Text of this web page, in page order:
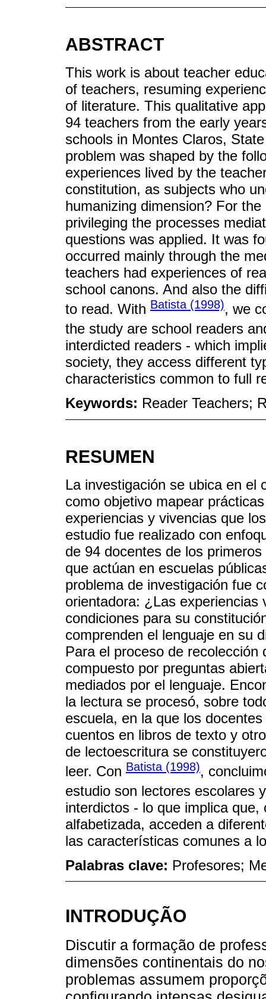
ABSTRACT
This work is about teacher
of teachers, resuming
of literature. This qualitative
94 teachers from the early
schools in Montes Claros,
problem was shaped by the
experiences lived by the
constitution, as subjects who
humanizing dimension? For
privileging the processes
questions was applied. It was
occurred mainly through the
teachers had experiences of
school canons. And also the
to read. With Batista (1998), we
the study are school readers
interdicted readers - which
society, they access different
characteristics common to full
Keywords: Reader Teachers;
RESUMEN
La investigación se ubica en el
como objetivo mapear
experiencias y vivencias que
estudio fue realizado con
de 94 docentes de los
que actúan en escuelas
problema de investigación fue
orientadora: ¿Las experiencias
condiciones para su
comprenden el lenguaje en su
Para el proceso de
compuesto por preguntas
mediados por el lenguaje.
la lectura se procesó, sobre
escuela, en la que los
cuentos en libros de texto y
de lectoescritura se
leer. Con Batista (1998),
estudio son lectores escolares
interdictos - lo que implica
alfabetizada, acceden a
las características comunes a
Palabras clave: Profesores;
INTRODUÇÃO
Discutir a formação de
dimensões continentais do
problemas assumem